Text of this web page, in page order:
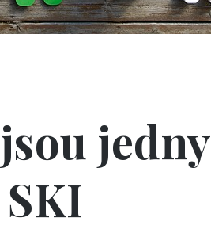
jedny